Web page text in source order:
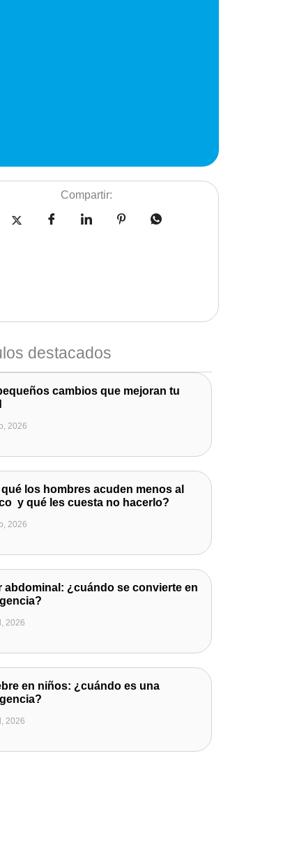
Compartir:
destacados
cambios que mejoran tu
2026
los hombres acuden menos al
y qué les cuesta no hacerlo?
2026
abdominal: ¿cuándo se convierte en
2026
en niños: ¿cuándo es una
2026